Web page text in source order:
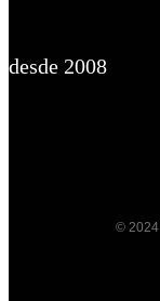
desde 2008
©